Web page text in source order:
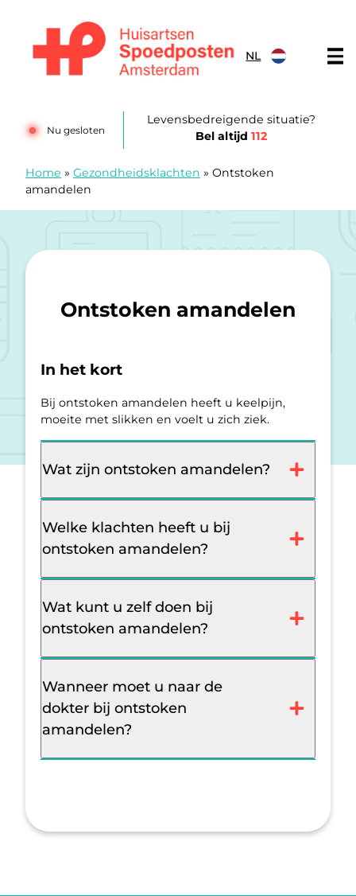
NL
Nu gesloten
Levensbedreigende situatie?
Bel altijd112
Home » Gezondheidsklachten » Ontstoken
amandelen
Ontstoken amandelen
In het kort
Bij ontstoken amandelen heeft u keelpijn,
moeite met slikken en voelt u zich ziek.
Wat zijn ontstoken amandelen?
Welke klachten heeft u bij
ontstoken amandelen?
Wat kunt u zelf doen bij
ontstoken amandelen?
Wanneer moet u naar de
dokter bij ontstoken
amandelen?